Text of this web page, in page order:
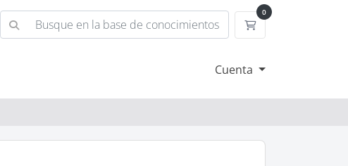
0
Carrito
Cuenta